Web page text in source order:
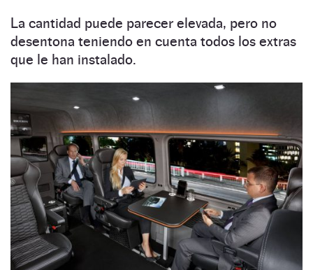
La cantidad puede parecer elevada, pero no
desentona teniendo en cuenta todos los extras
que le han instalado.